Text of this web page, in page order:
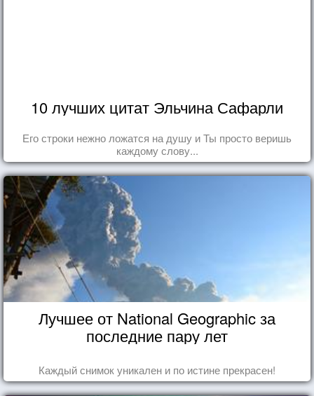
10 лучших цитат Эльчина Сафарли
Его строки нежно ложатся на душу и Ты просто веришь
каждому слову...
Лучшее от National Geographic за
последние пару лет
Каждый снимок уникален и по истине прекрасен!